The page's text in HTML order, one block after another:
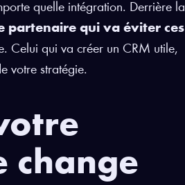
quelle intégration. Derrière la
partenaire qui va éviter ces
Celui qui va créer un CRM utile,
votre stratégie.
change